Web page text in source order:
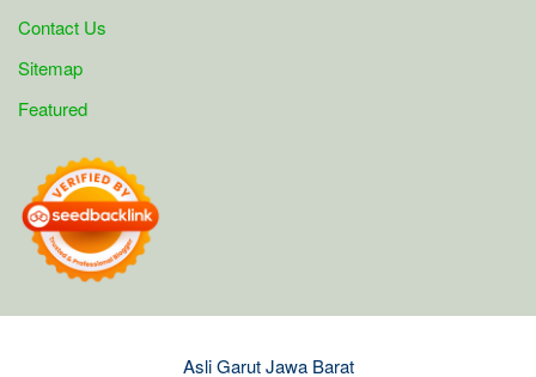
Contact Us
Sitemap
Featured
Asli Garut Jawa Barat